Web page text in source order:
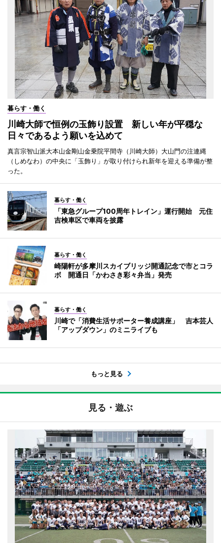
暮らす・働く
川崎大師で恒例の玉飾り設置 新しい年が平穏な
日々であるよう願いを込めて
真言宗智山派大本山金剛山金乗院平間寺（川崎大師）大山門の注連縄
（しめなわ）の中央に「玉飾り」が取り付けられ新年を迎える準備が整
った。
暮らす・働く
「東急グループ100周年トレイン」運行開始 元住
吉検車区で車両を披露
暮らす・働く
崎陽軒が多摩川スカイブリッジ開通記念で市とコラ
ボ 開通日「かわさき彩々弁当」発売
暮らす・働く
川崎で「消費生活サポーター養成講座」 吉本芸人
「アップダウン」のミニライブも
もっと見る
見る・遊ぶ